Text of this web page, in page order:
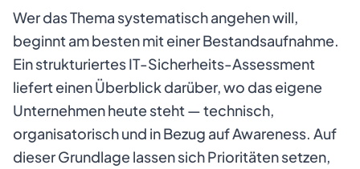
Wer das Thema systematisch angehen will,
beginnt am besten mit einer Bestandsaufnahme.
Ein strukturiertes IT-Sicherheits-Assessment
liefert einen Überblick darüber, wo das eigene
Unternehmen heute steht — technisch,
organisatorisch und in Bezug auf Awareness. Auf
dieser Grundlage lassen sich Prioritäten setzen,